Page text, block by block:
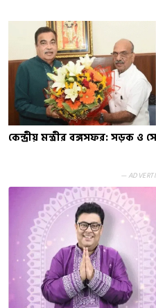
কেন্দ্রীয় মন্ত্রীর বঙ্গসফর: সড়ক ও
—